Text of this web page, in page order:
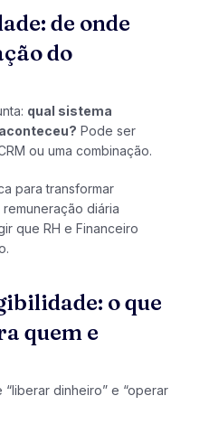
de onde
do
qual sistema
Pode ser
ou uma combinação.
para transformar
diária
que RH e Financeiro
o que
quem e
dinheiro” e “operar